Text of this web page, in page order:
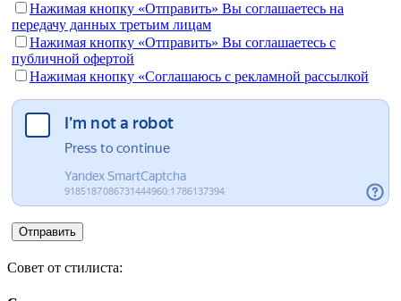
Нажимая кнопку «Отправить» Вы соглашаетесь на
передачу данных третьим лицам
Нажимая кнопку «Отправить» Вы соглашаетесь c
публичной офертой
Нажимая кнопку «Соглашаюсь с рекламной рассылкой
Совет от стилиста: